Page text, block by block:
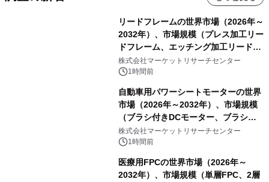
リードフレームの世界市場（2026年～
2032年）、市場規模（プレス加工リー
ドフレーム、エッチング加工リードフ
レーム）・分析レポートを発表
株式会社マーケットリサーチセンター
1時間前
自動車用パワーシートモーターの世界
市場（2026年～2032年）、市場規模
（ブラシ付きDCモーター、ブラシレ
スDCモーター）・分析レポートを発
表
株式会社マーケットリサーチセンター
1時間前
医療用FPCの世界市場（2026年～
2032年）、市場規模（単層FPC、2層